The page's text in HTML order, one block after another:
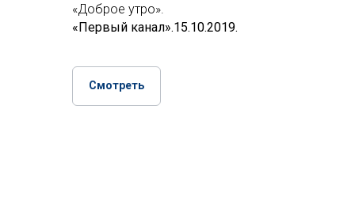
«Доброе утро».
«Первый канал».15.10.2019.
Смотреть